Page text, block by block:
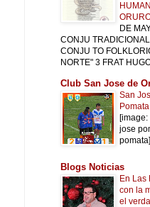
DE
CONJU
CONJU TO
NORTE" 3 FRAT
Club San Jose de
San
[image:
jose
pomata]
Blogs Noticias
En Las
con la
el